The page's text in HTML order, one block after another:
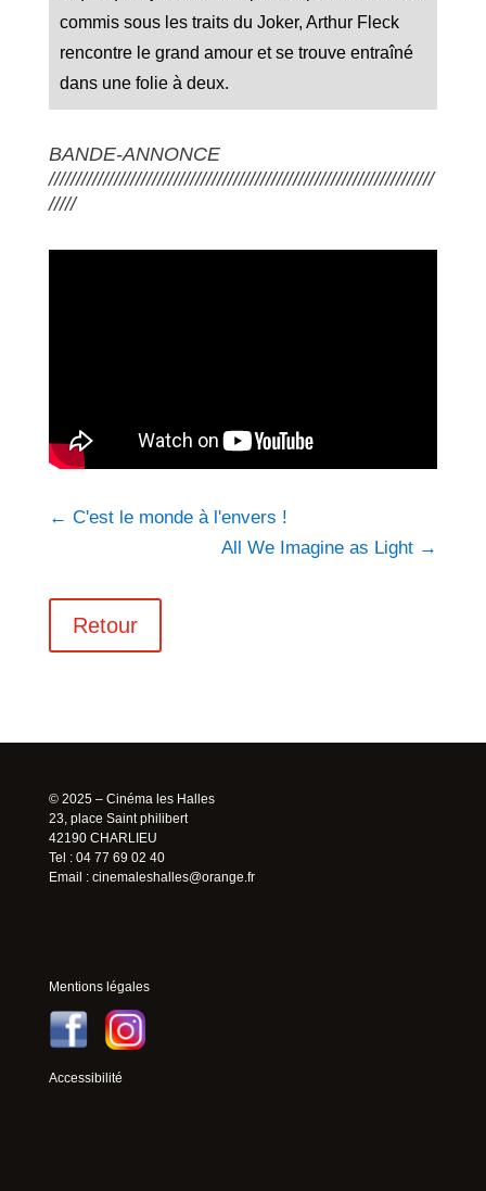
commis sous les traits du Joker, Arthur Fleck
rencontre le grand amour et se trouve entraîné
dans une folie à deux.
BANDE-ANNONCE
///////////////////////////////////////////////////////////////////////
/////
← C'est le monde à l'envers !
All We Imagine as Light →
Retour
© 2025 – Cinéma les Halles
23, place Saint philibert
42190 CHARLIEU
Tel : 04 77 69 02 40
Email : cinemaleshalles@orange.fr
Mentions légales
Accessibilité